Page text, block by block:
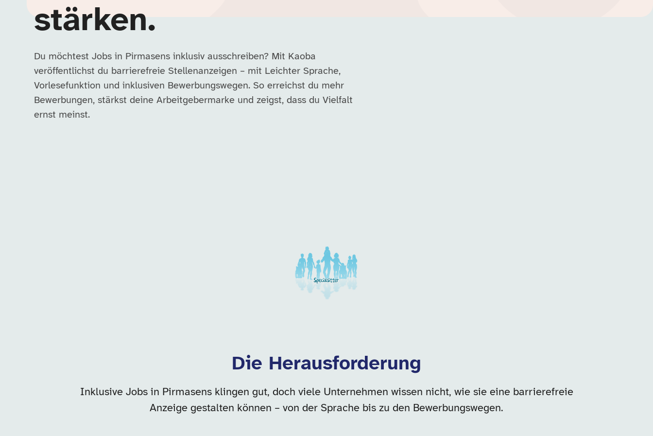
stärken.
Du möchtest Jobs in Pirmasens inklusiv ausschreiben? Mit Kaoba
veröffentlichst du barrierefreie Stellenanzeigen – mit Leichter Sprache,
Vorlesefunktion und inklusiven Bewerbungswegen. So erreichst du mehr
Bewerbungen, stärkst deine Arbeitgebermarke und zeigst, dass du Vielfalt
ernst meinst.
Unsere Arbeitgeber in dieser Kategorie
Die Herausforderung
Inklusive Jobs in Pirmasens klingen gut, doch viele Unternehmen wissen nicht, wie sie eine barrierefreie
Anzeige gestalten können – von der Sprache bis zu den Bewerbungswegen.